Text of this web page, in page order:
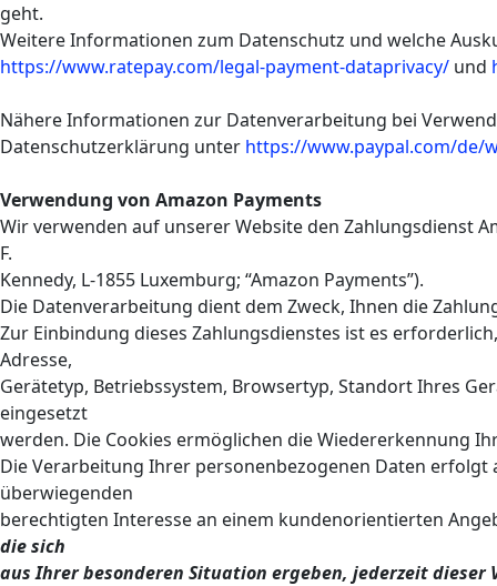
geht.
Weitere Informationen zum Datenschutz und welche
https://www.ratepay.com/legal-payment-dataprivacy/ und
Nähere Informationen zur Datenverarbeitung bei
Datenschutzerklärung unter https://www.paypal.com/de/
Verwendung von Amazon Payments
Wir verwenden auf unserer Website den Zahlungsdienst
F.
Kennedy, L-1855 Luxemburg; “Amazon Payments”).
Die Datenverarbeitung dient dem Zweck, Ihnen die
Zur Einbindung dieses Zahlungsdienstes ist es
Adresse,
Gerätetyp, Betriebssystem, Browsertyp, Standort Ihres
eingesetzt
werden. Die Cookies ermöglichen die Wiedererkennung
Die Verarbeitung Ihrer personenbezogenen Daten erfolgt
überwiegenden
berechtigten Interesse an einem kundenorientierten
die sich
aus Ihrer besonderen Situation ergeben, jederzeit